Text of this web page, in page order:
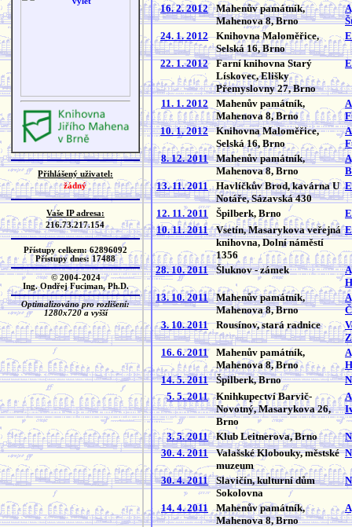
Přihlášený uživatel:
žádný
Vaše IP adresa:
216.73.217.154
Přístupy celkem: 62896092
Přístupy dnes: 17488
© 2004-2024
Ing. Ondřej Fuciman, Ph.D.
Optimalizováno pro rozlišení:
1280x720 a vyšší
16. 2. 2012
Mahenův památník,
Mahenova 8, Brno
24. 1. 2012
Knihovna Maloměřice,
Selská 16, Brno
22. 1. 2012
Farní knihovna Starý
Lískovec, Elišky
Přemyslovny 27, Brno
11. 1. 2012
Mahenův památník,
Mahenova 8, Brno
10. 1. 2012
Knihovna Maloměřice,
Selská 16, Brno
8. 12. 2011
Mahenův památník,
Mahenova 8, Brno
13. 11. 2011
Havlíčkův Brod, kavárna U
Notáře, Sázavská 430
12. 11. 2011 Špilberk, Brno
10. 11. 2011
Vsetín, Masarykova veřejná
knihovna, Dolní náměstí
1356
28. 10. 2011 Šluknov - zámek
13. 10. 2011
Mahenův památník,
Mahenova 8, Brno
3. 10. 2011
Rousínov, stará radnice
16. 6. 2011
Mahenův památník,
Mahenova 8, Brno
14. 5. 2011
Špilberk, Brno
5. 5. 2011
Knihkupectví Barvič-
Novotný, Masarykova 26,
Brno
3. 5. 2011 Klub Leitnerova, Brno
30. 4. 2011
Valašské Klobouky, městské
muzeum
30. 4. 2011
Slavičín, kulturní dům
Sokolovna
14. 4. 2011
Mahenův památník,
Mahenova 8, Brno